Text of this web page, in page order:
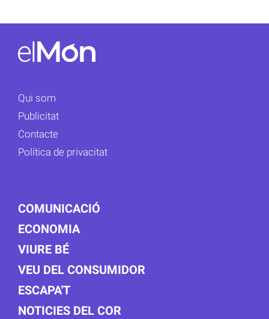
Qui som
Publicitat
Contacte
Política de privacitat
COMUNICACIÓ
ECONOMIA
VIURE BÉ
VEU DEL CONSUMIDOR
ESCAPA'T
NOTICIES DEL COR